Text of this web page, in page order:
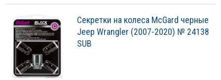
Секретки на колеса McGard черные
Jeep Wrangler (2007-2020) № 24138
SUB